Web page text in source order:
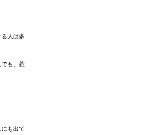
人は多
でも、惹
も出て